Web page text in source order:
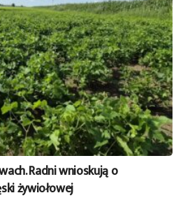
Radni wnioskują o
żywiołowej